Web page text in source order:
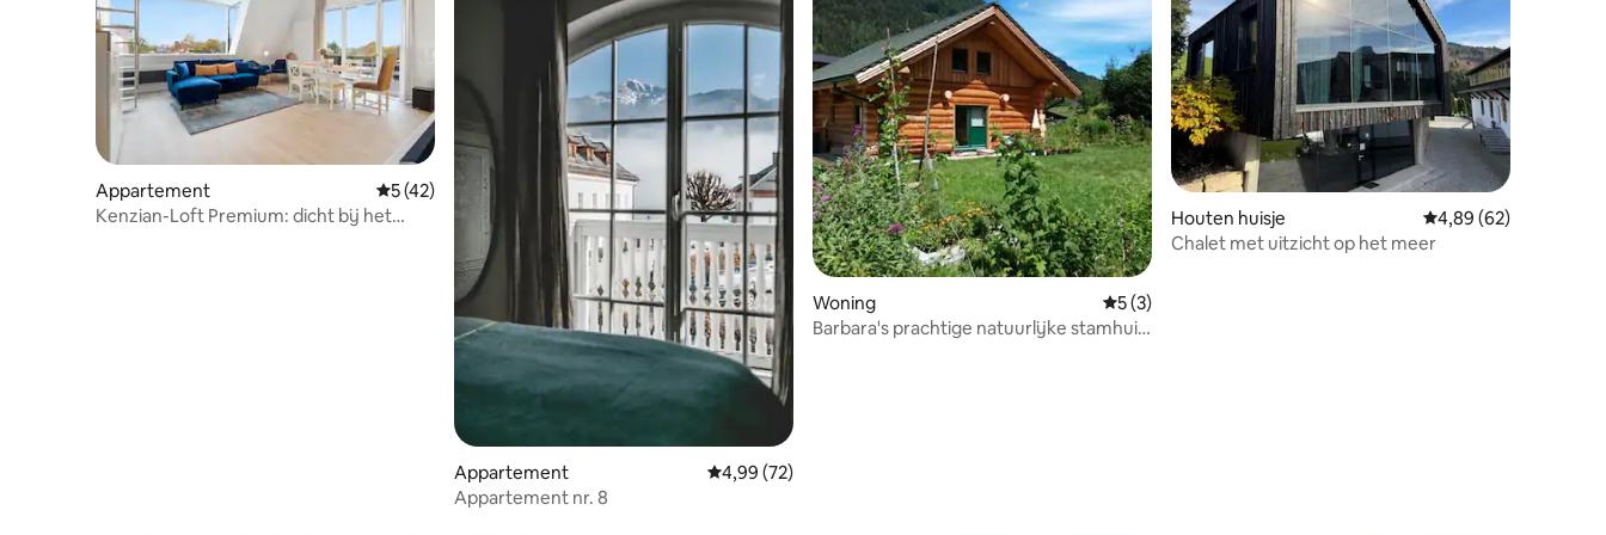
Appartement Gemiddelde beoordeling van 5 uit 5, 42 recensies
5 (42)
Kenzian-Loft Premium: dicht bij het
Appartement Gemiddelde beoordeling van 4,99 uit 5, 72 recensies
4,99 (72)
Appartement nr. 8
Woning Gemiddelde beoordeling van 5 uit 5, 3 recensies
5 (3)
Barbara's prachtige natuurlijke stamhuis
Houten huisje Gemiddelde
4,89 (62)
Chalet met uitzicht op het meer